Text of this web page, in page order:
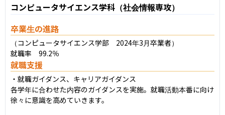
コンピュータサイエンス学科（社会情報専攻）
卒業生の進路
（コンピュータサイエンス学部　2024年3月卒業者）
就職率　99.2％
就職支援
・就職ガイダンス、キャリアガイダンス
各学年に合わせた内容のガイダンスを実施。就職活動本番に向け
徐々に意識を高めていきます。